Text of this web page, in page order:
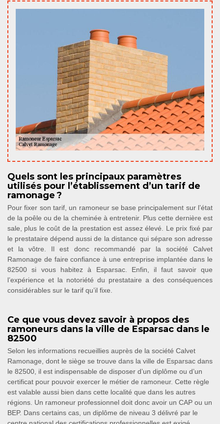
Quels sont les principaux paramètres
utilisés pour l’établissement d’un tarif de
ramonage ?
Pour fixer son tarif, un ramoneur se base principalement sur l’état
de la poêle ou de la cheminée à entretenir. Plus cette dernière est
sale, plus le coût de la prestation est assez élevé. Le prix fixé par
le prestataire dépend aussi de la distance qui sépare son adresse
et la vôtre. Il est donc recommandé par la société Calvet
Ramonage de faire confiance à une entreprise implantée dans le
82500 si vous habitez à Esparsac. Enfin, il faut savoir que
l’expérience et la notoriété du prestataire a des conséquences
considérables sur le tarif qu’il fixe.
Ce que vous devez savoir à propos des
ramoneurs dans la ville de Esparsac dans le
82500
Selon les informations recueillies auprès de la société Calvet
Ramonage, dont le siège se trouve dans la ville de Esparsac dans
le 82500, il est indispensable de disposer d’un diplôme ou d’un
certificat pour pouvoir exercer le métier de ramoneur. Cette règle
est valable aussi bien dans cette localité que dans les autres
régions. Un ramoneur professionnel doit donc avoir un CAP ou un
BEP. Dans certains cas, un diplôme de niveau 3 délivré par le